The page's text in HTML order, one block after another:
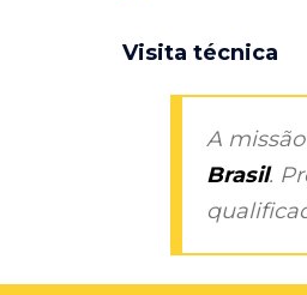
Visita técnica
A
Brasil.